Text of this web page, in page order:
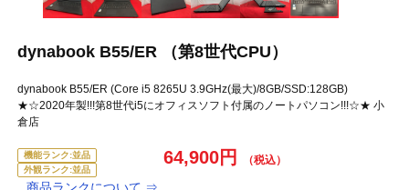
dynabook B55/ER （第8世代CPU）
dynabook B55/ER (Core i5 8265U 3.9GHz(最大)/8GB/SSD:128GB)
★☆2020年製!!!第8世代i5にオフィスソフト付属のノートパソコン!!!☆★ 小
倉店
機能ランク:並品
外観ランク:並品
商品ランクについて ⇒
64,900円